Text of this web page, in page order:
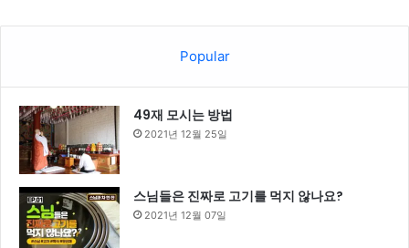
Popular
49재 모시는 방법
2021년 12월 25일
스님들은 진짜로 고기를 먹지 않나요?
2021년 12월 07일